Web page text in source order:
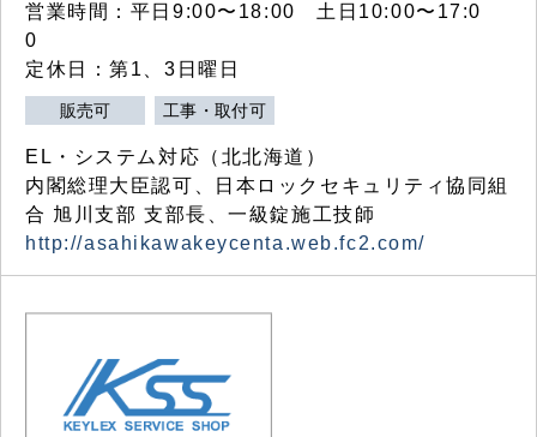
営業時間：平日9:00〜18:00 土日10:00〜17:0
0
定休日：第1、3日曜日
販売可 工事・取付可
EL・システム対応（北北海道）
内閣総理大臣認可、日本ロックセキュリティ協同組
合 旭川支部 支部長、一級錠施工技師
http://asahikawakeycenta.web.fc2.com/